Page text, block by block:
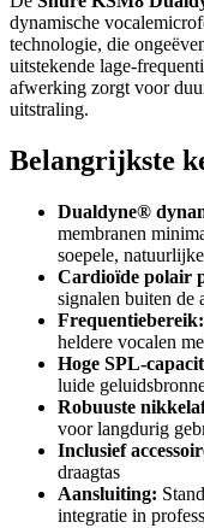
dynamische
technologie, die
uitstekende lage-
afwerking zorgt voor
uitstraling.
Belangrijkste
Dualdyne®
membranen
soepele,
Cardioïde polair
signalen buiten de
Frequentiebereik:
heldere vocalen
Hoge SPL-
luide
Robuuste
voor langdurig
Inclusief
draagtas
Aansluiting:
integratie in